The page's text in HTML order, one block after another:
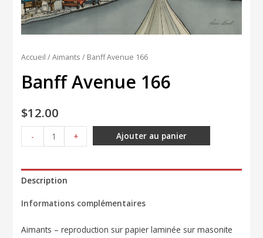
Accueil /Aimants / Banff Avenue 166
Banff Avenue 166
$12.00
-
de
Avenue
+ Ajouter au panier
Description
Informations complémentaires
Aimants – reproduction sur papier laminée sur masonite